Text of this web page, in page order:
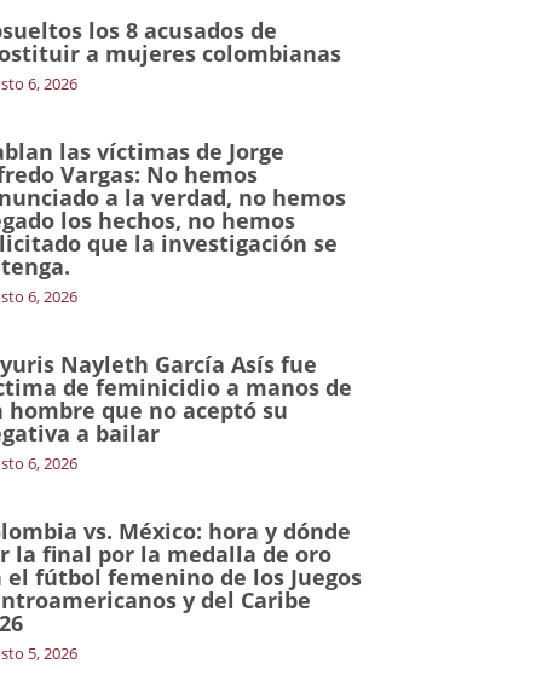
los 8 acusados de
a mujeres colombianas
6, 2026
las víctimas de Jorge
Vargas: No hemos
a la verdad, no hemos
los hechos, no hemos
que la investigación se
6, 2026
Nayleth García Asís fue
de feminicidio a manos de
hombre que no aceptó su
a bailar
6, 2026
vs. México: hora y dónde
la final por la medalla de oro
el fútbol femenino de los Juegos
y del Caribe
5, 2026